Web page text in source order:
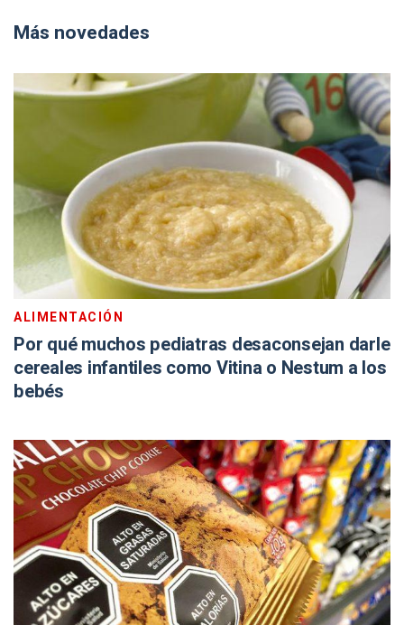
Más novedades
ALIMENTACIÓN
Por qué muchos pediatras desaconsejan darle
cereales infantiles como Vitina o Nestum a los
bebés